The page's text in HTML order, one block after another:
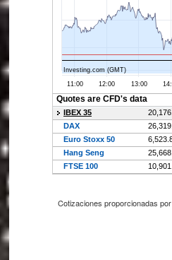
Cotizaciones proporcionadas por